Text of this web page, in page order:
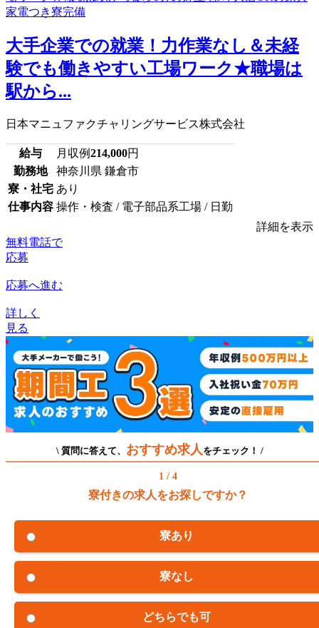
大手企業での就業！力作業なし＆未経
験でも働きやすい工場ワーク★職場は
駅から...
日本マニュファクチャリングサービス株式会社
給与 月収例214,000円
勤務地
神奈川県 鎌倉市
寮・社宅 あり
仕事内容 操作・検査 / 電子部品系工場 / 日勤
詳細を表示
無料電話で
応募
応募へ進む
詳しく
見る
\ 質問に答えて、 おすすめ求人 をチェック！ /
1 / 4
寮付きの求人をお探しですか？
寮あり
寮なし
どちらでも可